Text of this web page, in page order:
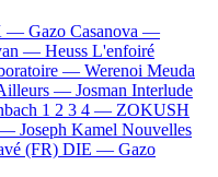
— Gazo Casanova —
— Heuss L'enfoiré
— Werenoi Meuda
— Josman Interlude
1 2 3 4 — ZOKUSH
— Joseph Kamel Nouvelles
(FR) DIE — Gazo